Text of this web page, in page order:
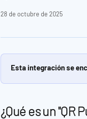
28 de octubre de 2025
Esta integración se
¿Qué es un "QR